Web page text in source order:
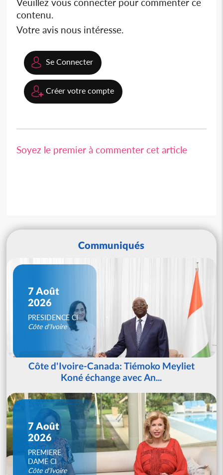
contenu.
Votre avis nous intéresse.
Se Connecter
Créer votre compte
Soyez le premier à commenter cet article
Communiqués
7 Août
2026
PRESIDENCE CI
Côte d'Ivoire
Côte d'Ivoire-Canada: Tiémoko Meyliet
Koné échange avec An...
7 Août
2026
PREMIERE
DAME CI
Côte d'Ivoire